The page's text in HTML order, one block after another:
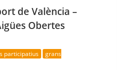
de València –
Obertes
participatius
grans